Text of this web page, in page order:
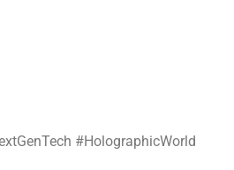
#HolographicWorld